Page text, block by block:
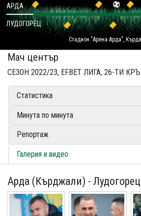
СТАДИОН & БАЗИ
КЛУБ
ЗА ФЕНОВЕ
Стадион "Арена Арда",
АРДА
ЛУДОГОРЕЦ
Мач център
СЕЗОН 2022/23, EFBET ЛИГА, 26-ТИ
Статистика
Минута по минута
Репортаж
Галерия и видео
Арда (Кърджали) -